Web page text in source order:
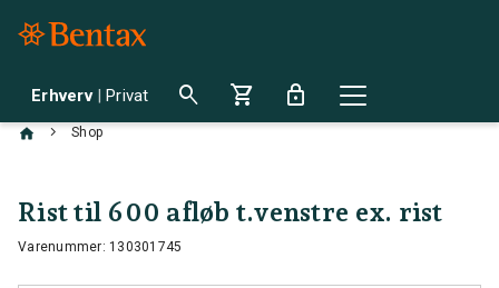
Erhverv | Privat search shopping_cart lock
chevron_right Shop
Rist til 600 afløb t.venstre ex. rist
Varenummer: 130301745